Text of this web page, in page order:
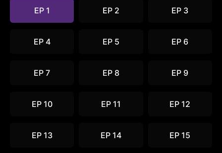
EP 1 EP 2 EP 3
EP 4 EP 5 EP 6
EP 7 EP 8 EP 9
EP 10 EP 11 EP 12
EP 13 EP 14 EP 15